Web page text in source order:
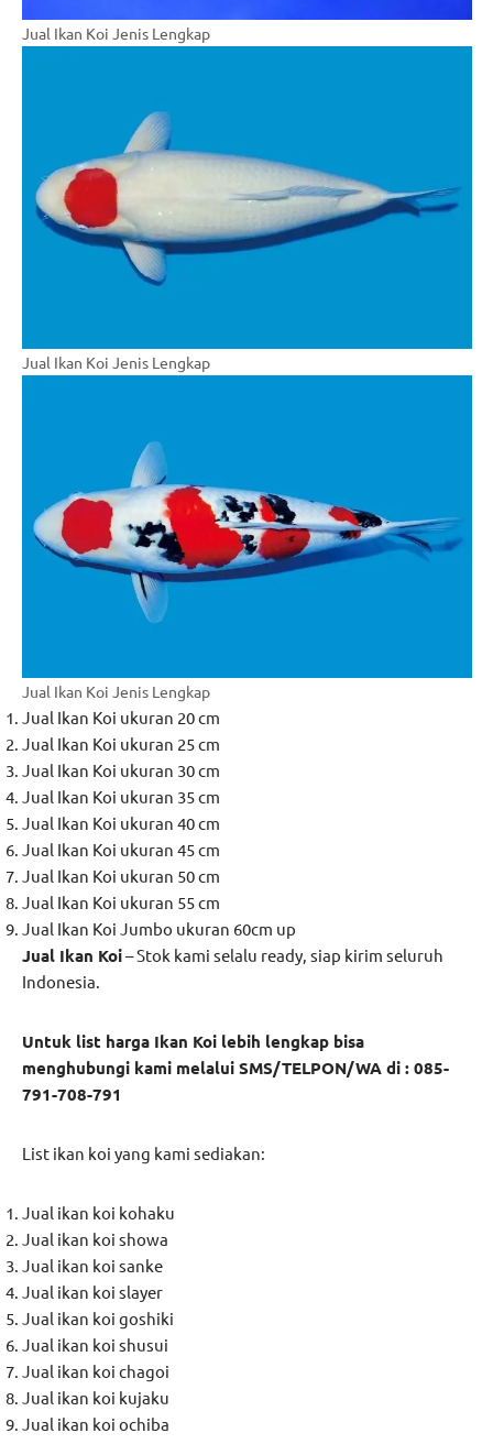
Jual Ikan Koi Jenis Lengkap
Jual Ikan Koi Jenis Lengkap
Jual Ikan Koi Jenis Lengkap
Jual Ikan Koi ukuran 20 cm
Jual Ikan Koi ukuran 25 cm
Jual Ikan Koi ukuran 30 cm
Jual Ikan Koi ukuran 35 cm
Jual Ikan Koi ukuran 40 cm
Jual Ikan Koi ukuran 45 cm
Jual Ikan Koi ukuran 50 cm
Jual Ikan Koi ukuran 55 cm
Jual Ikan Koi Jumbo ukuran 60cm up
Jual Ikan Koi– Stok kami selalu ready, siap kirim seluruh
Indonesia.
Untuk list harga Ikan Koi lebih lengkap bisa
menghubungi kami melalui SMS/TELPON/WA di : 085-
791-708-791
List ikan koi yang kami sediakan:
Jual ikan koi kohaku
Jual ikan koi showa
Jual ikan koi sanke
Jual ikan koi slayer
Jual ikan koi goshiki
Jual ikan koi shusui
Jual ikan koi chagoi
Jual ikan koi kujaku
Jual ikan koi ochiba